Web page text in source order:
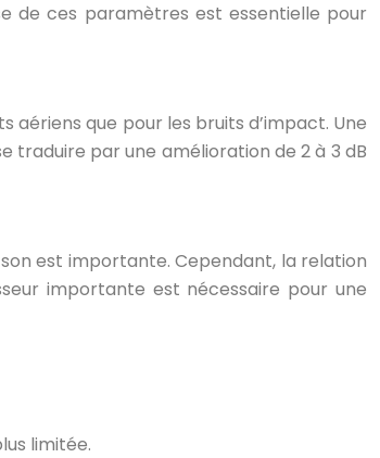
de ces paramètres est essentielle pour
aériens que pour les bruits d’impact. Une
traduire par une amélioration de 2 à 3 dB
est importante. Cependant, la relation
importante est nécessaire pour une
limitée.